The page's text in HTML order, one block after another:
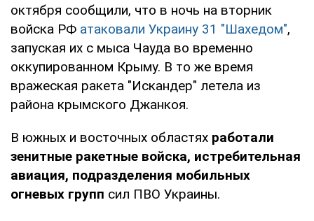
октября сообщили, что в ночь на вторник
войска РФ атаковали Украину 31 "Шахедом",
запуская их с мыса Чауда во временно
оккупированном Крыму. В то же время
вражеская ракета "Искандер" летела из
района крымского Джанкоя.
В южных и восточных областях работали
зенитные ракетные войска, истребительная
авиация, подразделения мобильных
огневых групп сил ПВО Украины.